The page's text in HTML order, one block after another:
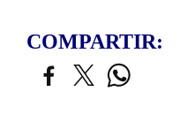
COMPARTIR: